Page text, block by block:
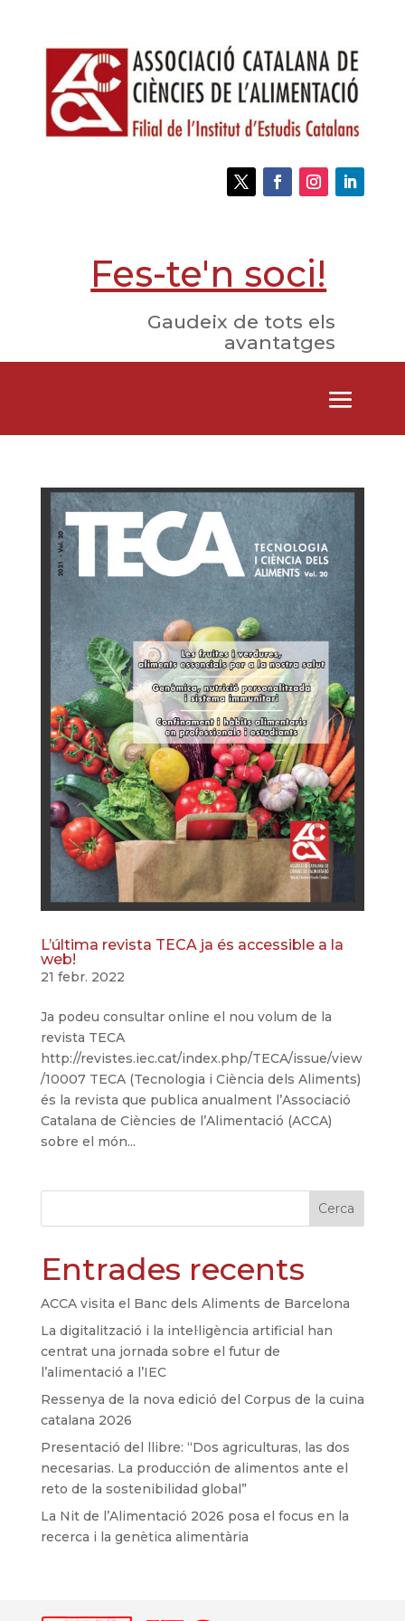
Fes-te'n soci!
Gaudeix de tots els
avantatges
L’última revista TECA ja és accessible a la
web!
21 febr. 2022
Ja podeu consultar online el nou volum de la
revista TECA
http://revistes.iec.cat/index.php/TECA/issue/view
/10007 TECA (Tecnologia i Ciència dels Aliments)
és la revista que publica anualment l’Associació
Catalana de Ciències de l’Alimentació (ACCA)
sobre el món...
Cerca
Entrades recents
ACCA visita el Banc dels Aliments de Barcelona
La digitalització i la intel·ligència artificial han
centrat una jornada sobre el futur de
l’alimentació a l’IEC
Ressenya de la nova edició del Corpus de la cuina
catalana 2026
Presentació del llibre: “Dos agriculturas, las dos
necesarias. La producción de alimentos ante el
reto de la sostenibilidad global”
La Nit de l’Alimentació 2026 posa el focus en la
recerca i la genètica alimentària